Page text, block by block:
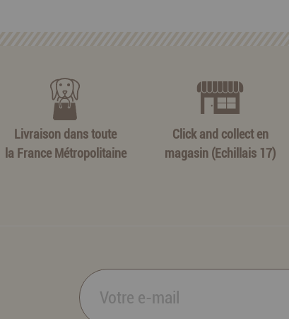
Livraison dans toute
la France Métropolitaine
Click and collect en
magasin (Echillais 17)